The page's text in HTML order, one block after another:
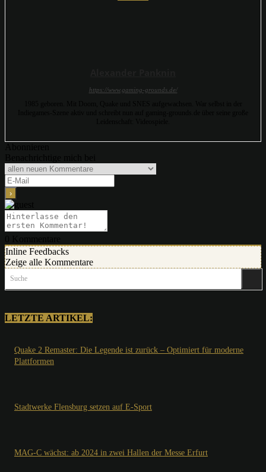
https://www.gaming-grounds.de/
Inline Feedbacks
Zeige alle Kommentare
Suche
LETZTE ARTIKEL:
Quake 2 Remaster: Die Legende ist zurück – Optimiert für moderne
Plattformen
Stadtwerke Flensburg setzen auf E-Sport
MAG-C wächst: ab 2024 in zwei Hallen der Messe Erfurt